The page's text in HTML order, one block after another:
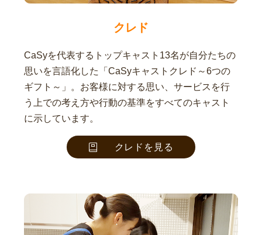
クレド
CaSyを代表するトップキャスト13名が自分たちの
思いを言語化した「CaSyキャストクレド～6つの
ギフト～」。お客様に対する思い、サービスを行
う上での考え方や行動の基準をすべてのキャスト
に示しています。
クレドを見る